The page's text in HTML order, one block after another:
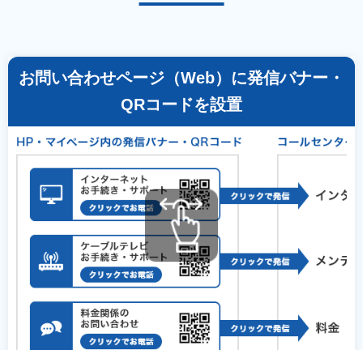
お問い合わせページ（Web）に発信バナー・
QRコードを設置